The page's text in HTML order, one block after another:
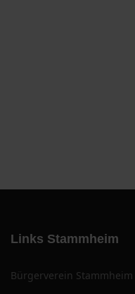
Links Stammheim
Bürgerverein Stammheim